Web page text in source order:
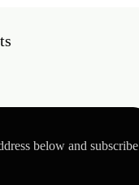
below and subscribe